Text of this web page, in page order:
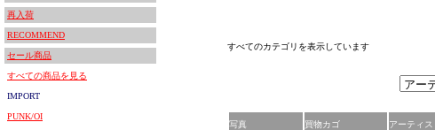
再入荷
RECOMMEND
セール商品
すべての商品を見る
IMPORT
PUNK/OI
すべてのカテゴリを表示しています
写真 買物カゴ アーティス